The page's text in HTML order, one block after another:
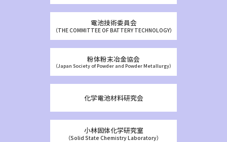
電池技術委員会
（THE COMMITTEE OF BATTERY TECHNOLOGY）
粉体粉末冶金協会
（Japan Society of Powder and Powder Metallurgy）
化学電池材料研究会
小林固体化学研究室
（Solid State Chemistry Laboratory）